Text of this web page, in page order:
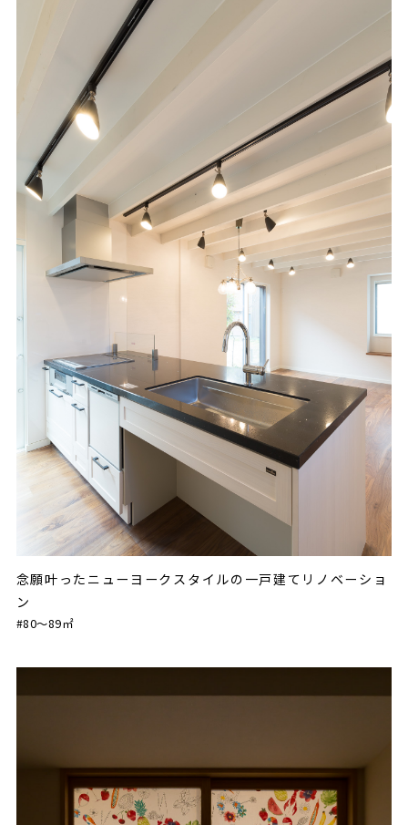
念願叶ったニューヨークスタイルの一戸建てリノベーショ
ン
#80〜89㎡